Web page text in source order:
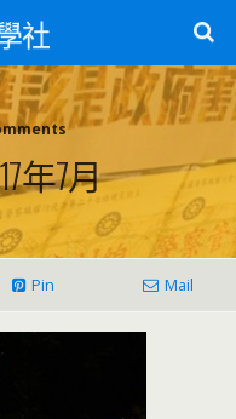
社
No Comments
年7月
Pin Mail